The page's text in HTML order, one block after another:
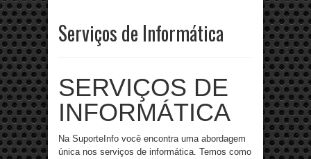
Serviços de Informática
SERVIÇOS DE
INFORMÁTICA
Na SuporteInfo você encontra uma abordagem
única nos serviços de informática. Temos como